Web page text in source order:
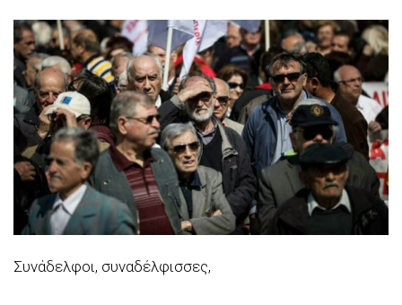
Συνάδελφοι, συναδέλφισσες,